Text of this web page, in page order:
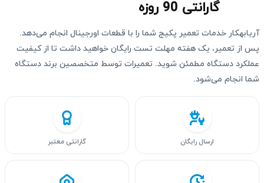
گارانتی 90 روزه
آریابهکار خدمات تعمیر پکیج شما را با قطعات اورجینال انجام می‌دهد.
پس از تعمیر، یک هفته مهلت تست رایگان خواهید داشت تا از کیفیت
عملکرد دستگاه مطمئن شوید. تعمیرات توسط متخصصین برند دستگاه
شما انجام می‌شود.
ارسال رایگان گارانتی معتبر